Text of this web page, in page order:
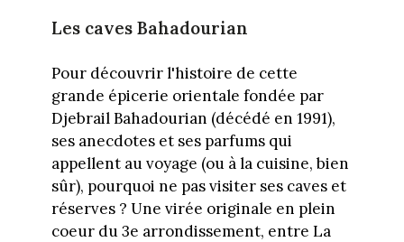
Les caves Bahadourian
Pour découvrir l'histoire de cette
grande épicerie orientale fondée par
Djebrail Bahadourian (décédé en 1991),
ses anecdotes et ses parfums qui
appellent au voyage (ou à la cuisine, bien
sûr), pourquoi ne pas visiter ses caves et
réserves ? Une virée originale en plein
coeur du 3e arrondissement, entre La